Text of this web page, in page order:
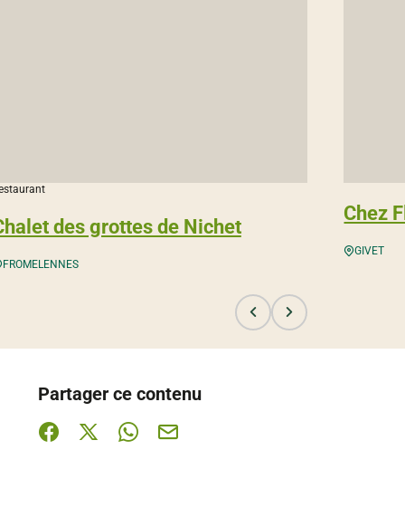
des grottes de Nichet
FROMELENNES
Chez
GIVET
Partager ce contenu
Partager sur Facebook (nouvelle fenêtre)
Partager sur X / Twitter (nouvelle fenêtre)
Partager sur WhatsApp
Partager par mail